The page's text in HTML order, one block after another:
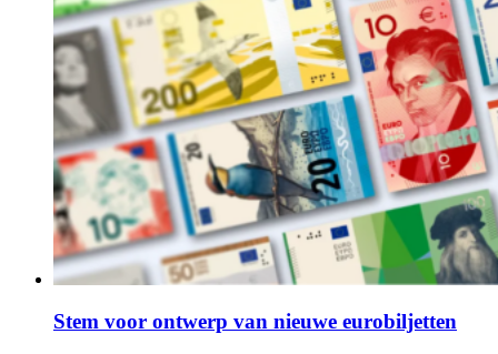
Stem voor ontwerp van nieuwe eurobiljetten